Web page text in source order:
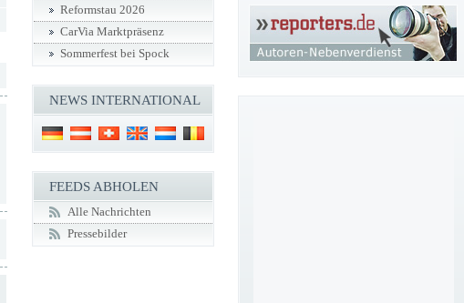
Reformstau 2026
CarVia Marktpräsenz
Sommerfest bei Spock
NEWS INTERNATIONAL
FEEDS ABHOLEN
Alle Nachrichten
Pressebilder